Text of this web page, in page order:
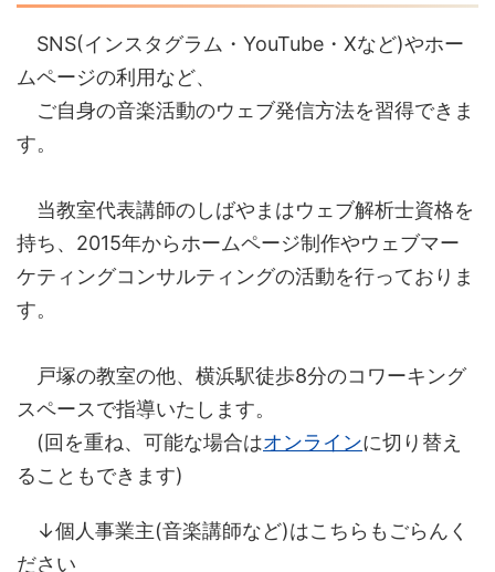
SNS(インスタグラム・YouTube・Xなど)やホー
ムページの利用など、
ご自身の音楽活動のウェブ発信方法を習得できま
す。
当教室代表講師のしばやまはウェブ解析士資格を
持ち、2015年からホームページ制作やウェブマー
ケティングコンサルティングの活動を行っておりま
す。
戸塚の教室の他、横浜駅徒歩8分のコワーキング
スペースで指導いたします。
(回を重ね、可能な場合はオンラインに切り替え
ることもできます)
↓個人事業主(音楽講師など)はこちらもごらんく
ださい